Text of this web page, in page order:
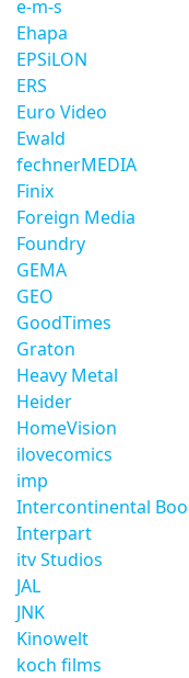
e-m-s
Ehapa
EPSiLON
ERS
Euro Video
Ewald
fechnerMEDIA
Finix
Foreign Media
Foundry
GEMA
GEO
GoodTimes
Graton
Heavy Metal
Heider
HomeVision
ilovecomics
imp
Intercontinental
Interpart
itv Studios
JAL
JNK
Kinowelt
koch films